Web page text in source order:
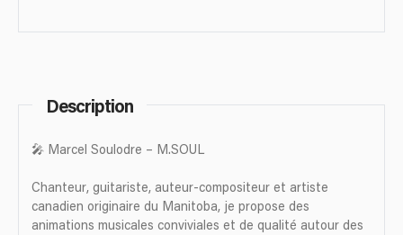
Description
🎤 Marcel Soulodre – M.SOUL
Chanteur, guitariste, auteur-compositeur et artiste
canadien originaire du Manitoba, je propose des
animations musicales conviviales et de qualité autour des